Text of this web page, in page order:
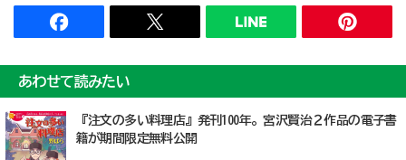
あわせて読みたい
『注文の多い料理店』発刊100年。宮沢賢治２作品の電子書
籍が期間限定無料公開